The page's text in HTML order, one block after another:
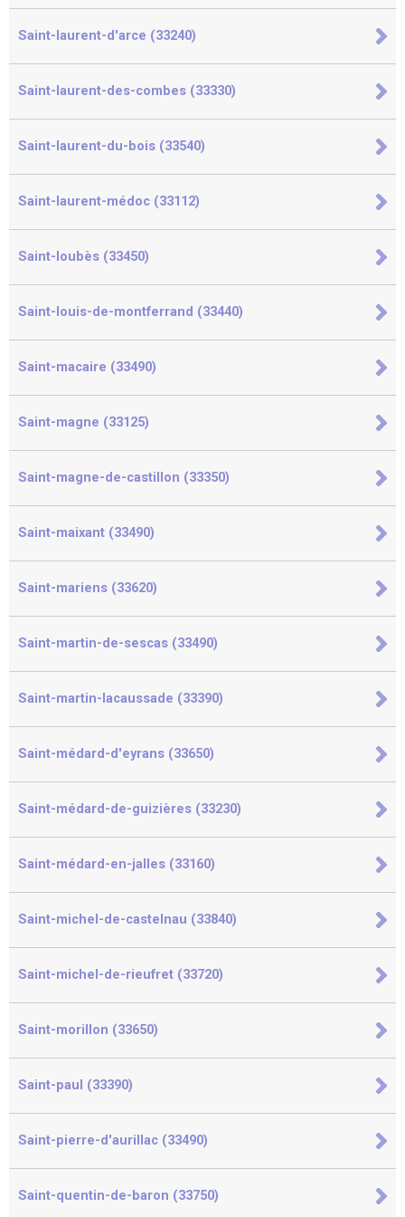
Saint-laurent-d'arce (33240)
Saint-laurent-des-combes (33330)
Saint-laurent-du-bois (33540)
Saint-laurent-médoc (33112)
Saint-loubès (33450)
Saint-louis-de-montferrand (33440)
Saint-macaire (33490)
Saint-magne (33125)
Saint-magne-de-castillon (33350)
Saint-maixant (33490)
Saint-mariens (33620)
Saint-martin-de-sescas (33490)
Saint-martin-lacaussade (33390)
Saint-médard-d'eyrans (33650)
Saint-médard-de-guizières (33230)
Saint-médard-en-jalles (33160)
Saint-michel-de-castelnau (33840)
Saint-michel-de-rieufret (33720)
Saint-morillon (33650)
Saint-paul (33390)
Saint-pierre-d'aurillac (33490)
Saint-quentin-de-baron (33750)